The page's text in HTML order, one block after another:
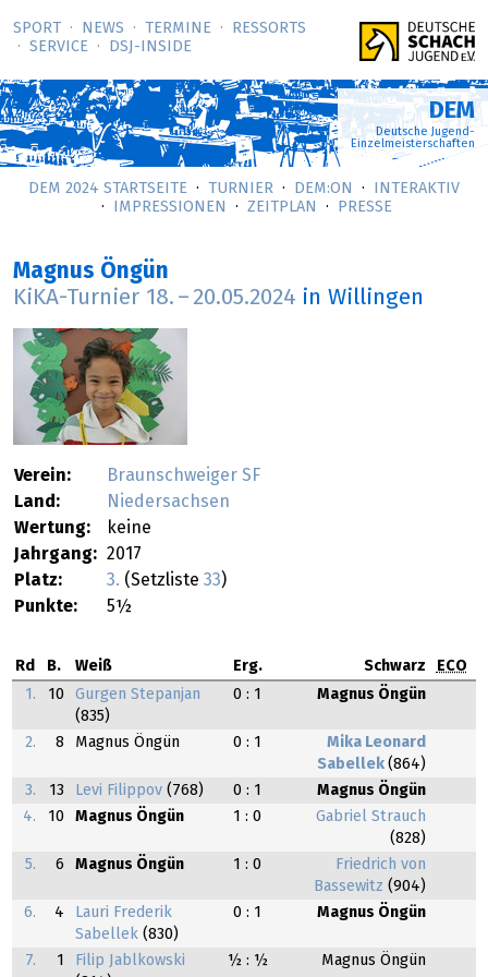
SPORT NEWS TERMINE
RESSORTS
SERVICE
DSJ-­INSIDE
DEM
Deutsche Jugend-
Einzelmeisterschaften
DEM 2024 STARTSEITE TURNIER DEM:ON
INTERAKTIV
IMPRESSIONEN
ZEITPLAN PRESSE
Magnus Öngün
KiKA-Turnier 18. – 20.05.2024 in Willingen
Verein:
Braunschweiger SF
Land:
Niedersachsen
Wertung:
keine
Jahrgang: 2017
Platz:
3. (Setzliste 33)
Punkte:
5½
Rd B. Weiß Erg. Schwarz
ECO
1.
10
Gurgen Stepanjan
(835)
0 : 1 Magnus Öngün
2. 8 Magnus Öngün 0 : 1
Mika Leonard
Sabellek (864)
3.
13 Levi Filippov (768) 0 : 1
Magnus Öngün
4.
10 Magnus Öngün 1 : 0
Gabriel Strauch
(828)
5.
6 Magnus Öngün 1 : 0
Friedrich von
Bassewitz (904)
6.
4
Lauri Frederik
Sabellek (830)
0 : 1 Magnus Öngün
7. 1
Filip Jablkowski
½ : ½ Magnus Öngün